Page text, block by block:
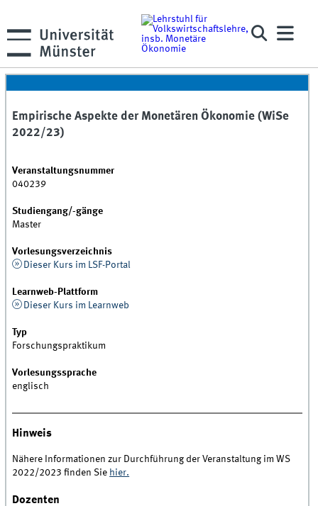
Empirische Aspekte der Monetären Ökonomie (WiSe
2022/23)
Veranstaltungsnummer
040239
Studiengang/-gänge
Master
Vorlesungsverzeichnis
Dieser Kurs im LSF-Portal
Learnweb-Plattform
Dieser Kurs im Learnweb
Typ
Forschungspraktikum
Vorlesungssprache
englisch
Hinweis
Nähere Informationen zur Durchführung der Veranstaltung im WS
2022/2023 finden Sie hier.
Dozenten